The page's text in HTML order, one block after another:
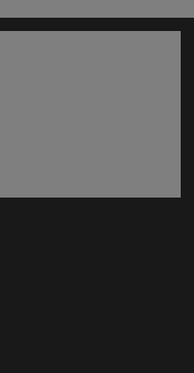
en nueva ventana)
en nueva ventana)